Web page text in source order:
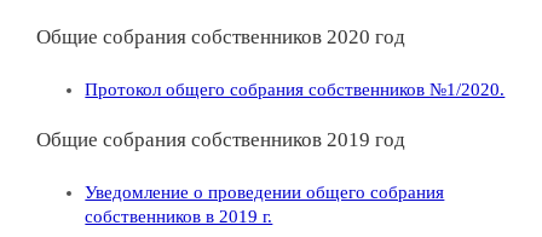
Общие собрания собственников 2020 год
Протокол общего собрания собственников №1/2020.
Общие собрания собственников 2019 год
Уведомление о проведении общего собрания
собственников в 2019 г.